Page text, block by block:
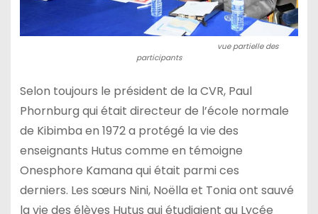
vue partielle des
participants
Selon toujours le président de la CVR, Paul
Phornburg qui était directeur de l’école normale
de Kibimba en 1972 a protégé la vie des
enseignants Hutus comme en témoigne
Onesphore Kamana qui était parmi ces
derniers. Les sœurs Nini, Noëlla et Tonia ont sauvé
la vie des élèves Hutus qui étudiaient au Lycée